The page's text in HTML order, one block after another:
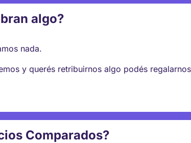
algo?
nada.
y querés retribuirnos algo podés
Comparados?